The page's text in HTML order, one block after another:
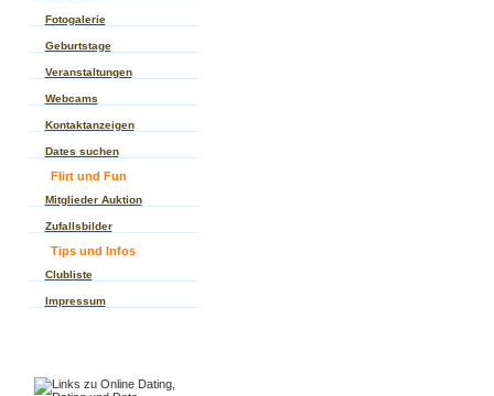
Fotogalerie
Geburtstage
Veranstaltungen
Webcams
Kontaktanzeigen
Dates suchen
Flirt und Fun
Mitglieder Auktion
Zufallsbilder
Tips und Infos
Clubliste
Impressum